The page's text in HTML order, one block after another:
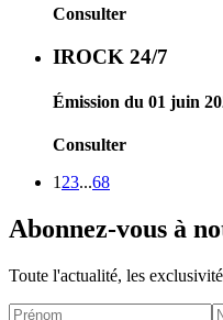
Consulter
IROCK 24/7
Émission du 01 juin
Consulter
1 23...68
Abonnez-vous à
Toute l'actualité, les